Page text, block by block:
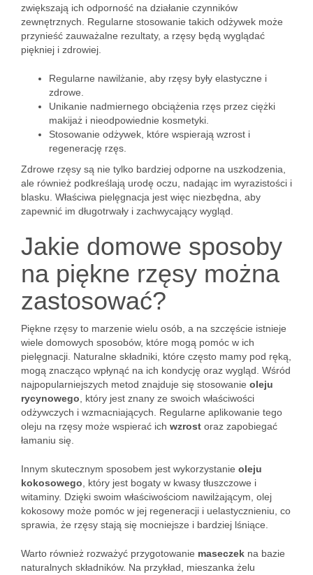
zwiększają ich odporność na działanie czynników
zewnętrznych. Regularne stosowanie takich odżywek może
przynieść zauważalne rezultaty, a rzęsy będą wyglądać
piękniej i zdrowiej.
Regularne nawilżanie, aby rzęsy były elastyczne i
zdrowe.
Unikanie nadmiernego obciążenia rzęs przez ciężki
makijaż i nieodpowiednie kosmetyki.
Stosowanie odżywek, które wspierają wzrost i
regenerację rzęs.
Zdrowe rzęsy są nie tylko bardziej odporne na uszkodzenia,
ale również podkreślają urodę oczu, nadając im wyrazistości i
blasku. Właściwa pielęgnacja jest więc niezbędna, aby
zapewnić im długotrwały i zachwycający wygląd.
Jakie domowe sposoby
na piękne rzęsy można
zastosować?
Piękne rzęsy to marzenie wielu osób, a na szczęście istnieje
wiele domowych sposobów, które mogą pomóc w ich
pielęgnacji. Naturalne składniki, które często mamy pod ręką,
mogą znacząco wpłynąć na ich kondycję oraz wygląd. Wśród
najpopularniejszych metod znajduje się stosowanie oleju
rycynowego , który jest znany ze swoich właściwości
odżywczych i wzmacniających. Regularne aplikowanie tego
oleju na rzęsy może wspierać ich wzrost oraz zapobiegać
łamaniu się.
Innym skutecznym sposobem jest wykorzystanie oleju
kokosowego , który jest bogaty w kwasy tłuszczowe i
witaminy. Dzięki swoim właściwościom nawilżającym, olej
kokosowy może pomóc w jej regeneracji i uelastycznieniu, co
sprawia, że rzęsy stają się mocniejsze i bardziej lśniące.
Warto również rozważyć przygotowanie maseczek na bazie
naturalnych składników. Na przykład, mieszanka żelu